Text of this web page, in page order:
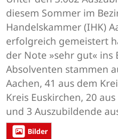
diesem Sommer im
Handelskammer (IHK)
erfolgreich gemeistert
der Note »sehr gut« ins
Absolventen stammen
Aachen, 41 aus dem
Kreis Euskirchen, 20
und 3 Auszubildende
Bilder